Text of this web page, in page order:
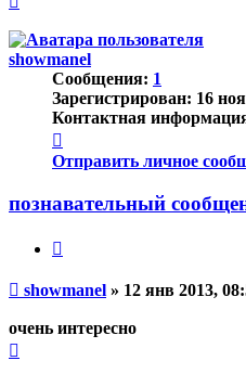
началу
showmanel
Сообщения: 1
Зарегистрирован: 16
Контактная
информация
пользователя
Отправить личное
познавательный
Непрочитанное
showmanel » 12 янв 2013,
очень интересно